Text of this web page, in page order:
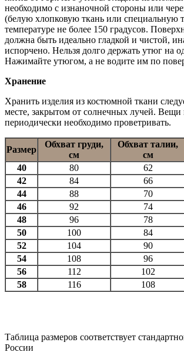
необходимо с изнаночной стороны или
(белую хлопковую ткань или специальную
температуре не более 150 градусов.
должна быть идеально гладкой и чистой,
испорчено. Нельзя долго держать утюг на
Нажимайте утюгом, а не водите им по
Хранение
Хранить изделия из костюмной ткани
месте, закрытом от солнечных лучей.
периодически необходимо проветривать.
Размер
Обхват груди,
см
Обхват талии,
см
40
80 62
42
84 66
44
88 70
46
92 74
48
96 78
50
100 84
52
104 90
54
108 96
56
112 102
58
116 108
Таблица размеров соответствует
России